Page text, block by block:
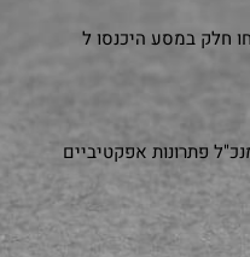
חלק במסע היכנסו ל
פתרונות אפקטיביים